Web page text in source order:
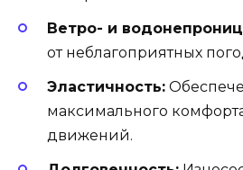
Ветро- и
от неблагоприятных
Эластичность:
максимального
движений.